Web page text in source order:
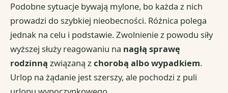
Podobne sytuacje bywają mylone, bo każda z nich
prowadzi do szybkiej nieobecności. Różnica polega
jednak na celu i podstawie. Zwolnienie z powodu siły
wyższej służy reagowaniu na nagłą sprawę
rodzinną związaną zchorobą albo wypadkiem.
Urlop na żądanie jest szerszy, ale pochodzi z puli